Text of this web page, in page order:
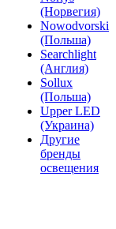
(Норвегия)
Nowodvorski
(Польша)
Searchlight
(Англия)
Sollux
(Польша)
Upper LED
(Украина)
Другие
бренды
освещения